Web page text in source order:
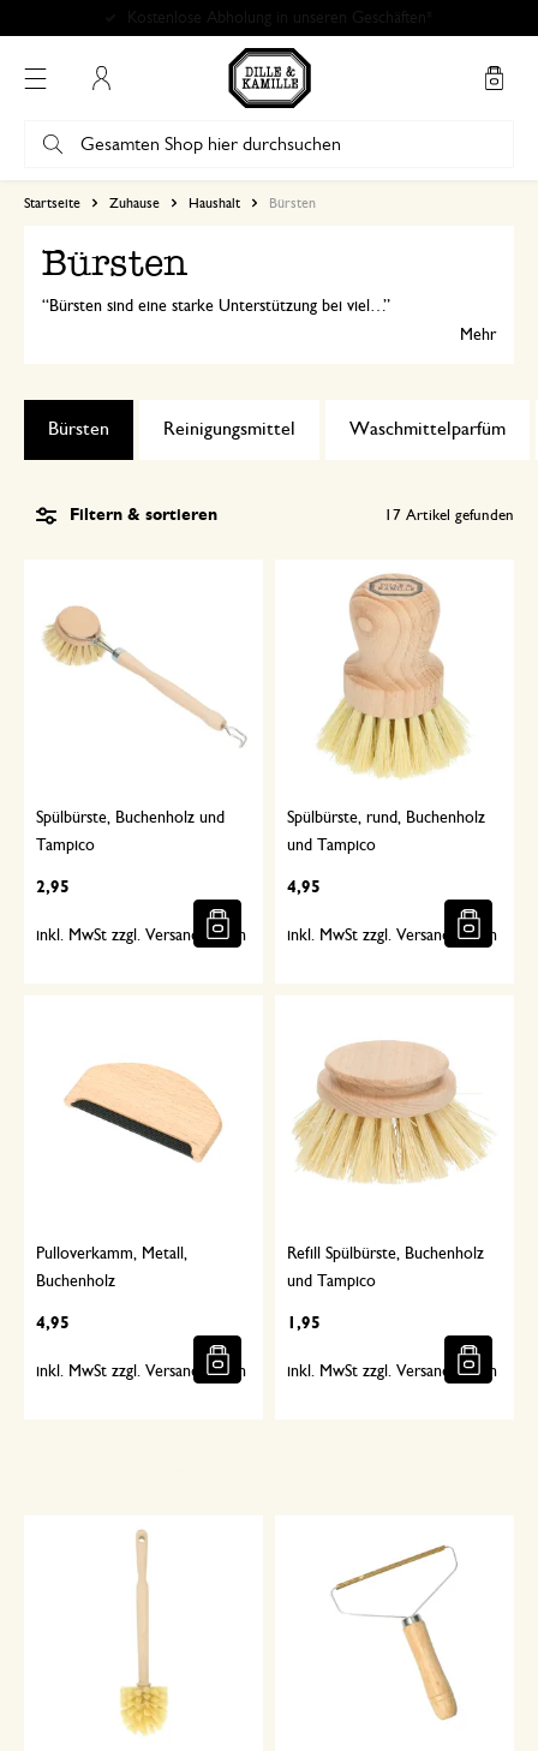
Kostenlose Abholung in unseren Geschäften*
Startseite Zuhause Haushalt Bürsten
Bürsten
Bürsten sind eine starke Unterstützung bei vielen Reinigungsarbeiten im Haushalt! Da wir bei Dille & Kamille besonderen Wert auf
Mehr
Reinigungsmittel
Bürsten Waschmittelparfüm
Filtern & sortieren 17 Artikel gefunden
Spülbürste, Buchenholz und
Tampico
2,95
inkl. MwSt zzgl. Versandkosten
Spülbürste, rund, Buchenholz
und Tampico
4,95
inkl. MwSt zzgl. Versandkosten
Pulloverkamm, Metall,
Buchenholz
4,95
inkl. MwSt zzgl. Versandkosten
Refill Spülbürste, Buchenholz
und Tampico
1,95
inkl. MwSt zzgl. Versandkosten